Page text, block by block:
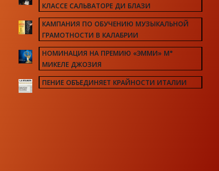
КЛАССЕ САЛЬВАТОРЕ ДИ БЛАЗИ
КАМПАНИЯ ПО ОБУЧЕНИЮ МУЗЫКАЛЬНОЙ
ГРАМОТНОСТИ В КАЛАБРИИ
НОМИНАЦИЯ НА ПРЕМИЮ «ЭММИ» М°
МИКЕЛЕ ДЖОЗИЯ
ПЕНИЕ ОБЪЕДИНЯЕТ КРАЙНОСТИ ИТАЛИИ